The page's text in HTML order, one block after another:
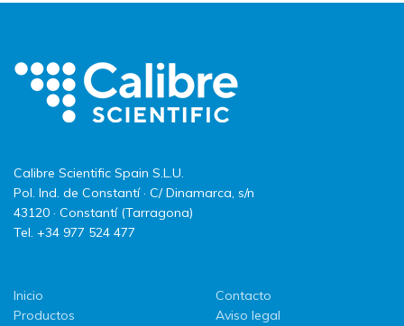
Calibre Scientific Spain S.L.U.
Pol. Ind. de Constantí · C/ Dinamarca, s/n
43120 · Constantí (Tarragona)
Tel. +34 977 524 477
Inicio
Productos
Contacto
Aviso legal